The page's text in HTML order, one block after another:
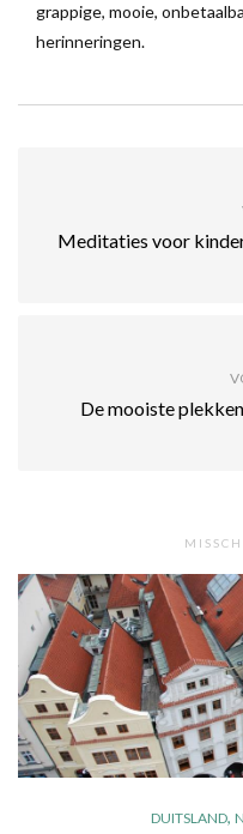
grappige, mooie,
herinneringen.
Meditaties voor
De mooiste
DUITSLAND,